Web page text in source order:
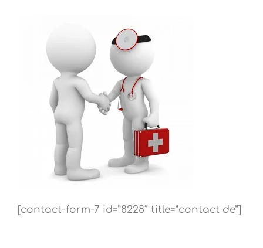
[contact-form-7 id=”8228″ title=”contact de”]